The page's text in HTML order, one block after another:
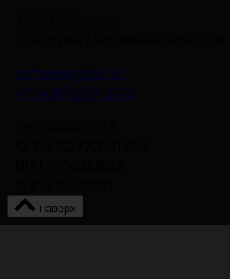
info@nmgdoc.ru
+7 (495) 937-6170
наверх